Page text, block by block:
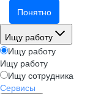
Понятно
Ищу работу
Ищу работу
Ищу работу
Ищу сотрудника
Сервисы